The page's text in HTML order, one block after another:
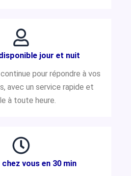
jour et nuit
pour répondre à vos
avec un service rapide et
à toute heure.
vous en 30 min